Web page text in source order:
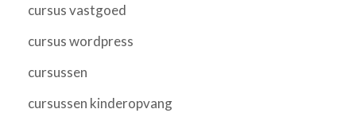
cursus vastgoed
cursus wordpress
cursussen
cursussen kinderopvang